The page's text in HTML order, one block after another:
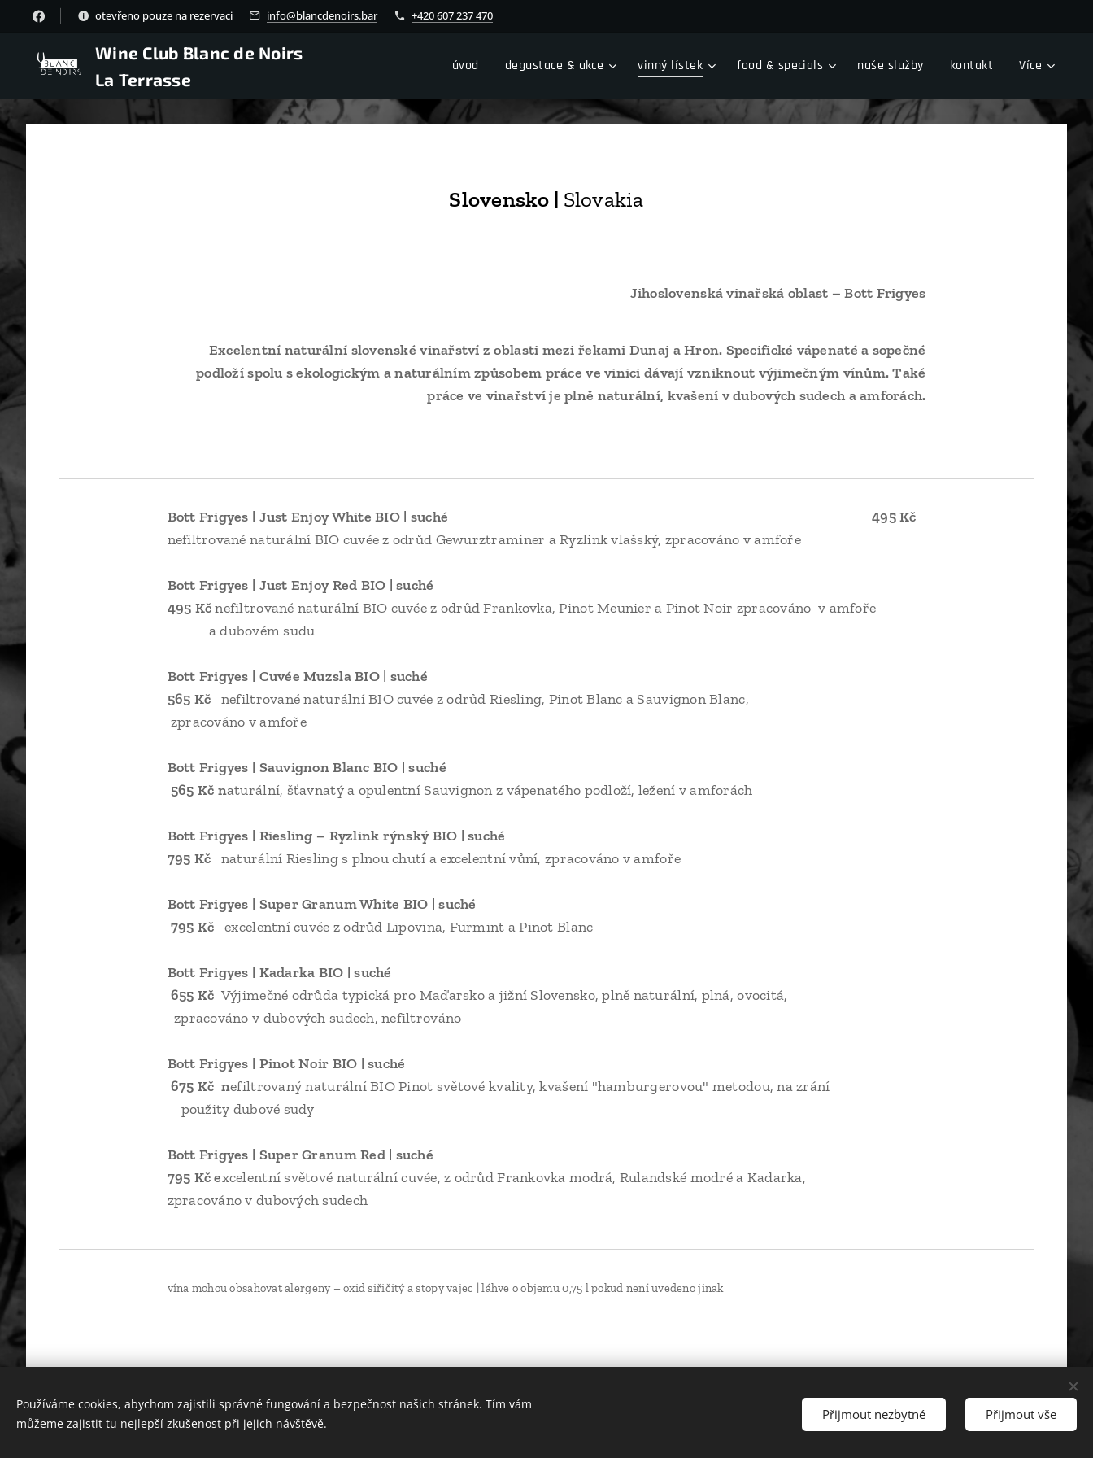
otevřeno pouze na rezervaci info@blancdenoirs.bar +420 607 237 470
Wine Club Blanc de Noirs
La Terrasse
úvod degustace & akce vinný lístek food & specials naše služby kontakt Více
Slovensko | Slovakia
Jihoslovenská vinařská oblast – Bott Frigyes
Excelentní naturální slovenské vinařství z oblasti mezi řekami Dunaj a Hron. Specifické vápenaté a sopečné
podloží spolu s ekologickým a naturálním způsobem práce ve vinici dávají vzniknout výjimečným vínům. Také
práce ve vinařství je plně naturální, kvašení v dubových sudech a amforách.
Bott Frigyes | Just Enjoy White BIO | suché
495 Kč
nefiltrované naturální BIO cuvée z odrůd Gewurztraminer a Ryzlink vlašský, zpracováno v amfoře
Bott Frigyes | Just Enjoy Red BIO | suché
495 Kčnefiltrované naturální BIO cuvée z odrůd Frankovka, Pinot Meunier a Pinot Noir zpracováno v amfoře
a dubovém sudu
Bott Frigyes | Cuvée Muzsla BIO | suché
565 Kč nefiltrované naturální BIO cuvée z odrůd Riesling, Pinot Blanc a Sauvignon Blanc,
zpracováno v amfoře
Bott Frigyes | Sauvignon Blanc BIO | suché
565 Kč naturální, šťavnatý a opulentní Sauvignon z vápenatého podloží, ležení v amforách
Bott Frigyes | Riesling – Ryzlink rýnský BIO | suché
795 Kč naturální Riesling s plnou chutí a excelentní vůní, zpracováno v amfoře
Bott Frigyes | Super Granum White BIO | suché
795 Kčexcelentní cuvée z odrůd Lipovina, Furmint a Pinot Blanc
Bott Frigyes | Kadarka BIO | suché
655 Kč Výjimečné odrůda typická pro Maďarsko a jižní Slovensko, plně naturální, plná, ovocitá,
zpracováno v dubových sudech, nefiltrováno
Bott Frigyes | Pinot Noir BIO | suché
675 Kč nefiltrovaný naturální BIO Pinot světové kvality, kvašení "hamburgerovou" metodou, na zrání
použity dubové sudy
Bott Frigyes | Super Granum Red | suché
795 Kč excelentní světové naturální cuvée, z odrůd Frankovka modrá, Rulandské modré a Kadarka,
zpracováno v dubových sudech
vína mohou obsahovat alergeny – oxid siřičitý a stopy vajec | láhve o objemu 0,75 l pokud není uvedeno jinak
© 2026 provozuje Via Vini a.s. Kaprova 42/14, Praha 1, 110 00 Vytvořeno službou Webnode Cookies
Používáme cookies, abychom zajistili správné fungování a bezpečnost našich stránek. Tím vám
můžeme zajistit tu nejlepší zkušenost při jejich návštěvě.
Přijmout nezbytné Přijmout vše